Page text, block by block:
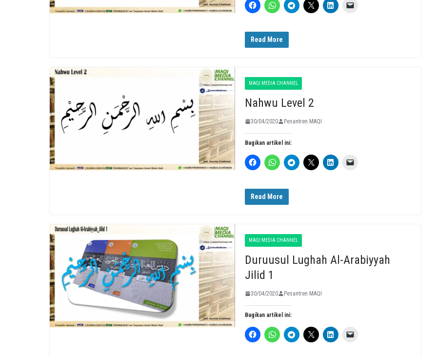
Read More
MAQI MEDIA CHANNEL
Nahwu Level 2
30/04/2020 Pesantren MAQI
Bagikan artikel ini:
Read More
MAQI MEDIA CHANNEL
Duruusul Lughah Al-Arabiyyah
Jilid 1
30/04/2020 Pesantren MAQI
Bagikan artikel ini: